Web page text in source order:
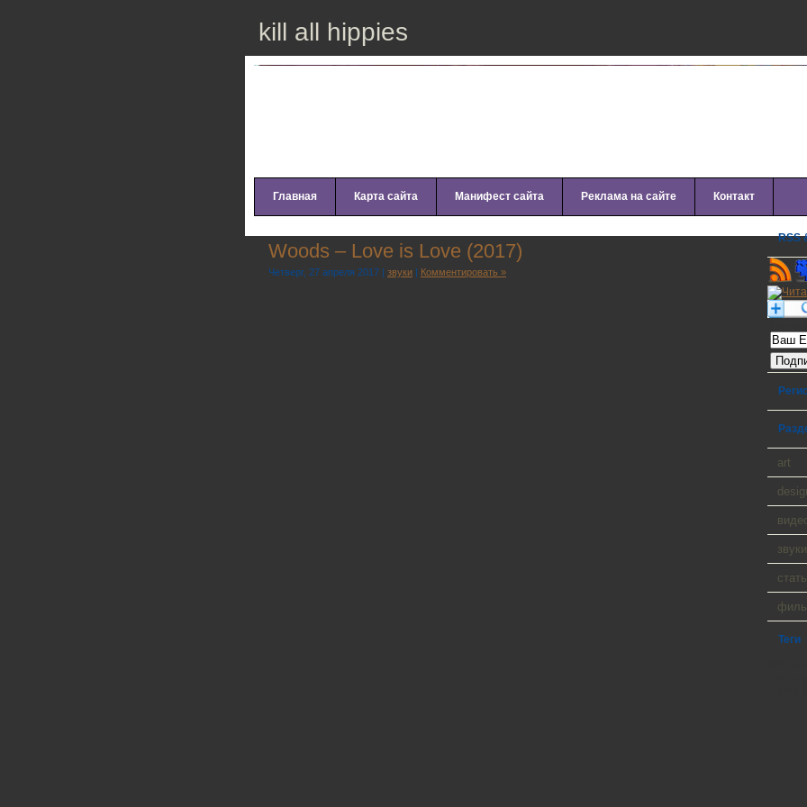
kill all hippies
Главная Карта сайта Манифест сайта Реклама на сайте Контакт
Wооds – Lоvе is Lоvе (2017)
Четверг, 27 апреля 2017 | звуки | Комментировать »
RSS
art
звуки
Теги